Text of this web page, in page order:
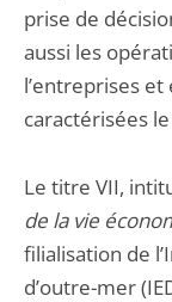
prise de
aussi les
l’entreprises
caractérisées
Le titre VII,
de la vie
filialisation de
d’outre-mer